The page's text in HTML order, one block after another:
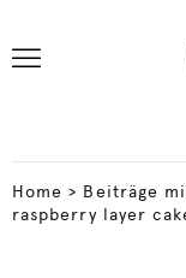
Home > Beiträge
raspberry layer